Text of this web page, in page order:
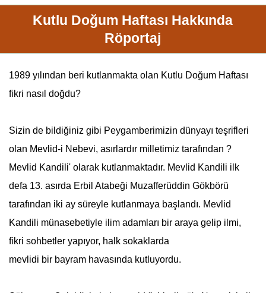
Kutlu Doğum Haftası Hakkında
Röportaj
1989 yılından beri kutlanmakta olan Kutlu Doğum Haftası
fikri nasıl doğdu?
Sizin de bildiğiniz gibi Peygamberimizin dünyayı teşrifleri
olan Mevlid-i Nebevi, asırlardır milletimiz tarafından ?
Mevlid Kandili' olarak kutlanmaktadır. Mevlid Kandili ilk
defa 13. asırda Erbil Atabeği Muzafferüddin Gökbörü
tarafından iki ay süreyle kutlanmaya başlandı. Mevlid
Kandili münasebetiyle ilim adamları bir araya gelip ilmi,
fikri sohbetler yapıyor, halk sokaklarda
mevlidi bir bayram havasında kutluyordu.